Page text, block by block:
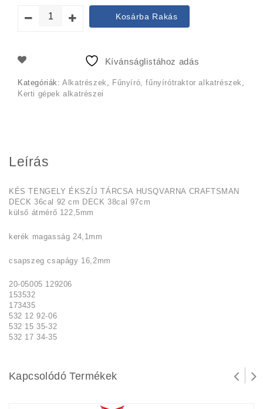
was:
450 Ft.
is:
6
Kosárba Rakás
Kívánságlistához adás
Kategóriák:Alkatrészek , Fűnyíró, fűnyírótraktor alkatrészek ,
Kerti gépek alkatrészei
Leírás
KÉS TENGELY ÉKSZÍJ TÁRCSA HUSQVARNA CRAFTSMAN
DECK 36cal 92 cm DECK 38cal 97cm
külső átmérő 122,5mm
kerék magasság 24,1mm
csapszeg csapágy 16,2mm
20-05005 129206
153532
173435
532 12 92-06
532 15 35-32
532 17 34-35
Kapcsolódó Termékek